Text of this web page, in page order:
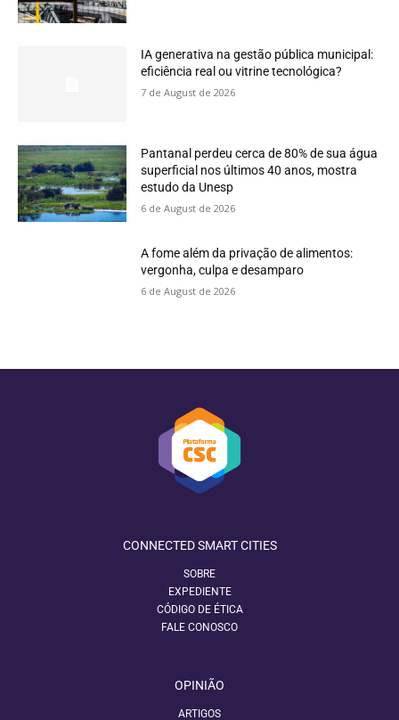
IA generativa na gestão pública municipal:
eficiência real ou vitrine tecnológica?
7 de August de 2026
Pantanal perdeu cerca de 80% de sua água
superficial nos últimos 40 anos, mostra
estudo da Unesp
6 de August de 2026
A fome além da privação de alimentos:
vergonha, culpa e desamparo
6 de August de 2026
CONNECTED SMART CITIES
SOBRE
EXPEDIENTE
CÓDIGO DE ÉTICA
FALE CONOSCO
OPINIÃO
ARTIGOS